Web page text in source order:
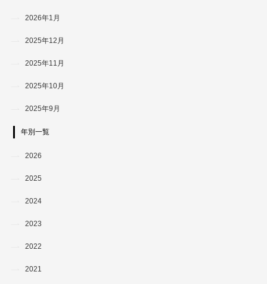
2026年1月
2025年12月
2025年11月
2025年10月
2025年9月
年別一覧
2026
2025
2024
2023
2022
2021